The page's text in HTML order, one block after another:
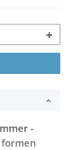
-